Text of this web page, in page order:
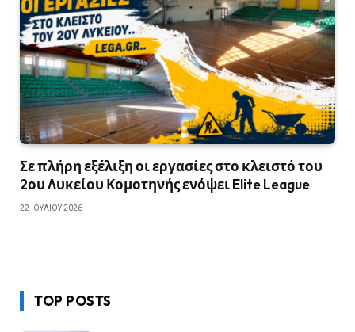
Σε πλήρη εξέλιξη οι εργασίες στο κλειστό του
2ου Λυκείου Κομοτηνής ενόψει Elite League
22 ΙΟΥΛΊΟΥ 2026
TOP POSTS